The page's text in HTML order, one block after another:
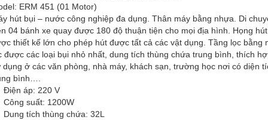
ERM 451 (01 Motor)
hút bụi – nước công nghiệp đa dụng. Thân máy bằng nhựa. Di
04 bánh xe quay được 180 độ thuận tiện cho mọi địa hình. Họng hút
thiết kế lớn cho phép hút được tất cả các vật dụng. Tầng lọc bằng
được các loại bụi nhỏ nhất, dung tích thùng chứa trung bình, thích
dụng ở các văn phòng, nhà máy, khách sạn, trường học nơi có diện
bình….
áp: 220 V
suất: 1200W
tích thùng chứa: 32L